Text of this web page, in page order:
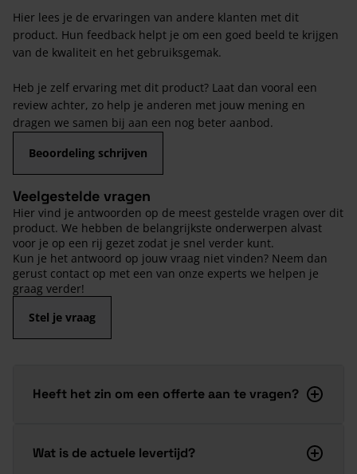
Hier lees je de ervaringen van andere klanten met dit
product. Hun feedback helpt je om een goed beeld te krijgen
van de kwaliteit en het gebruiksgemak.
Heb je zelf ervaring met dit product? Laat dan vooral een
review achter, zo help je anderen met jouw mening en
dragen we samen bij aan een nog beter aanbod.
Beoordeling schrijven
Veelgestelde vragen
Hier vind je antwoorden op de meest gestelde vragen over dit
product. We hebben de belangrijkste onderwerpen alvast
voor je op een rij gezet zodat je snel verder kunt.
Kun je het antwoord op jouw vraag niet vinden? Neem dan
gerust contact op met een van onze experts we helpen je
graag verder!
Stel je vraag
Heeft het zin om een offerte aan te vragen?
Wat is de actuele levertijd?